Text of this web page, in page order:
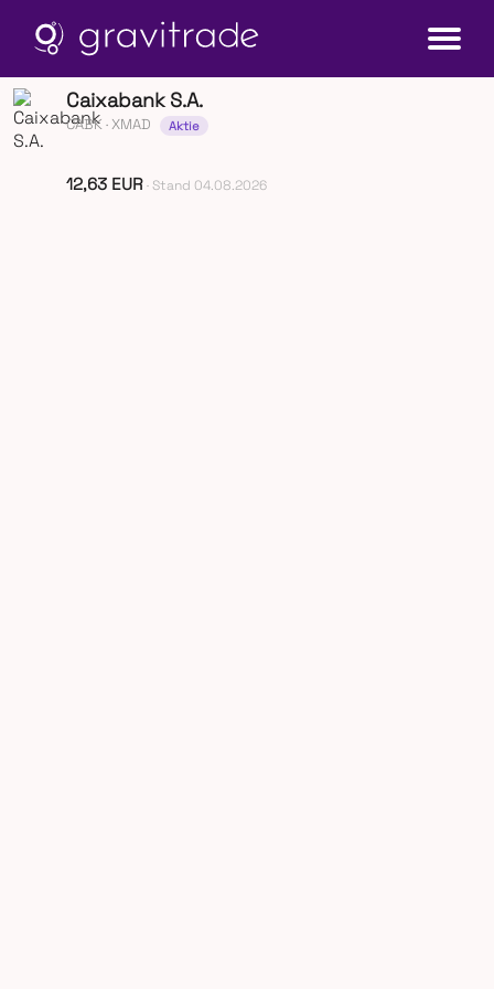
Caixabank S.A.
CABK · XMAD Aktie
12,63 EUR· Stand 04.08.2026